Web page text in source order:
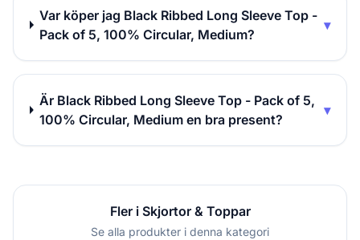
Var köper jag Black Ribbed Long Sleeve Top -
Pack of 5, 100% Circular, Medium?
▾
Är Black Ribbed Long Sleeve Top - Pack of 5,
100% Circular, Medium en bra present?
▾
Fler i Skjortor & Toppar
Se alla produkter i denna kategori